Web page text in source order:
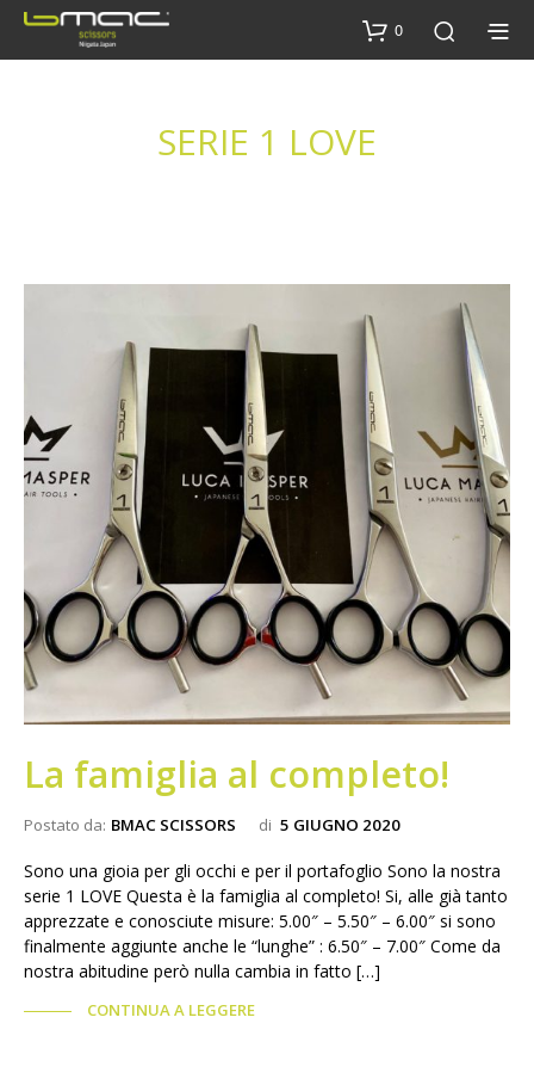
0
SERIE 1 LOVE
La famiglia al completo!
Postato da: BMAC SCISSORS di 5 GIUGNO 2020
Sono una gioia per gli occhi e per il portafoglio Sono la nostra
serie 1 LOVE Questa è la famiglia al completo! Si, alle già tanto
apprezzate e conosciute misure: 5.00″ – 5.50″ – 6.00″ si sono
finalmente aggiunte anche le “lunghe” : 6.50″ – 7.00″ Come da
nostra abitudine però nulla cambia in fatto […]
CONTINUA A LEGGERE